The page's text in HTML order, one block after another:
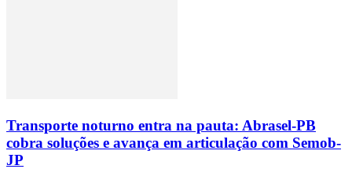
Transporte noturno entra na pauta: Abrasel-PB
cobra soluções e avança em articulação com Semob-
JP